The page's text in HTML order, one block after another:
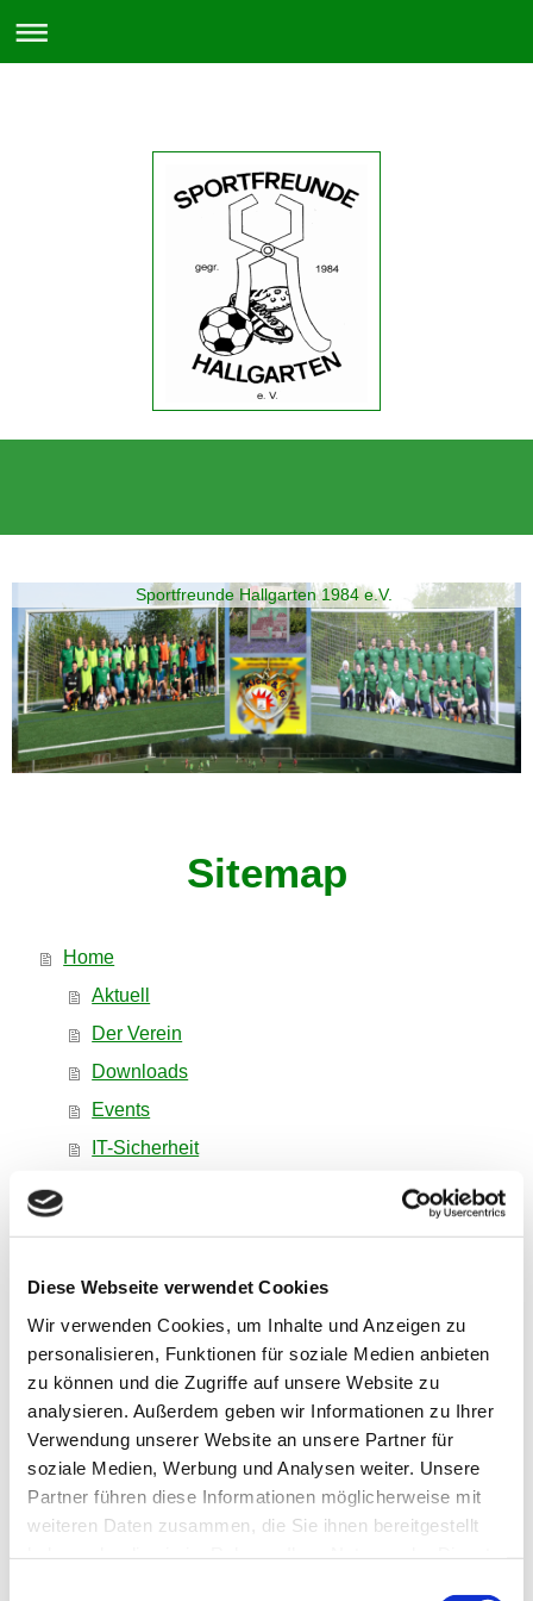
Diese Webseite verwendet Cookies
Wir verwenden Cookies, um Inhalte und Anzeigen zu
personalisieren, Funktionen für soziale Medien anbieten
zu können und die Zugriffe auf unsere Website zu
analysieren. Außerdem geben wir Informationen zu Ihrer
Verwendung unserer Website an unsere Partner für
soziale Medien, Werbung und Analysen weiter. Unsere
Partner führen diese Informationen möglicherweise mit
weiteren Daten zusammen, die Sie ihnen bereitgestellt
Sportfreunde Hallgarten 1984 e.V.
Sitemap
Home
Aktuell
Der Verein
Downloads
Events
IT-Sicherheit
Toleranz
Impressum
Datenschutzerklaerung
Nutzungsbedingungen